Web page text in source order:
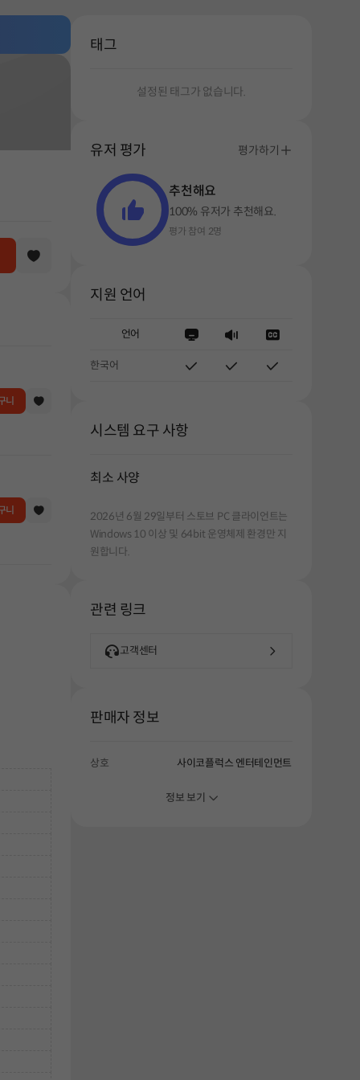
니
니
태그
설정된 태그가 없습니다.
유저 평가 평가하기
추천해요
100% 유저가 추천해요.
평가 참여 2명
지원 언어
언어
한국어
시스템 요구 사항
최소 사양
2026년 6월 29일부터 스토브 PC 클라이언트는
Windows 10 이상 및 64bit 운영체제 환경만 지
원합니다.
관련 링크
고객센터
판매자 정보
상호 사이코플럭스 엔터테인먼트
정보 보기
세요.